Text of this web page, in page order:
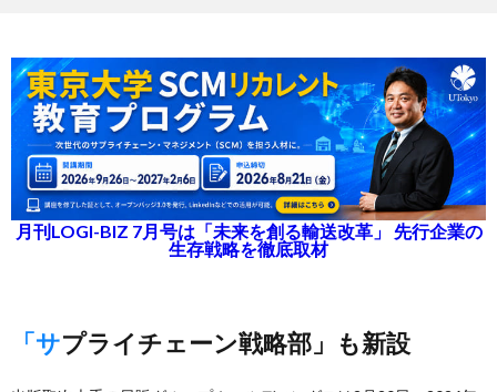
月刊LOGI-BIZ 7月号は「未来を創る輸送改革」 先行企業の
生存戦略を徹底取材
「サプライチェーン戦略部」も新設